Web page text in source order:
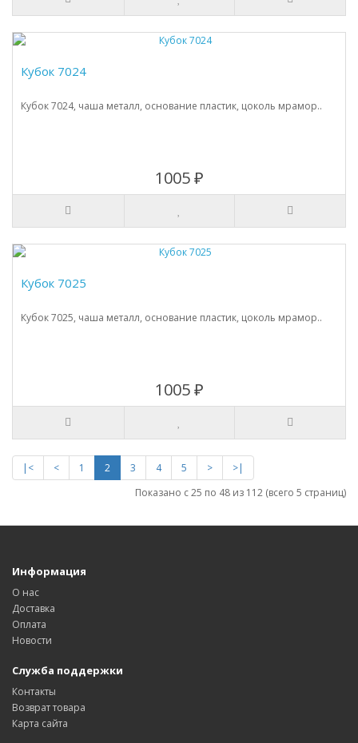
Кубок 7024
Кубок 7024, чаша металл, основание пластик, цоколь мрамор..
1005 ₽
Кубок 7025
Кубок 7025, чаша металл, основание пластик, цоколь мрамор..
1005 ₽
|< < 1 2 3 4 5 >
>|
Показано с 25 по 48 из 112 (всего 5 страниц)
Информация
О нас
Доставка
Оплата
Новости
Служба поддержки
Контакты
Возврат товара
Карта сайта